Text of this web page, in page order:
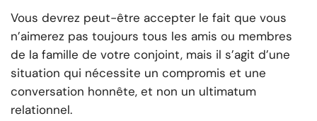
Vous devrez peut-être accepter le fait que vous
n’aimerez pas toujours tous les amis ou membres
de la famille de votre conjoint, mais il s’agit d’une
situation qui nécessite un compromis et une
conversation honnête, et non un ultimatum
relationnel.